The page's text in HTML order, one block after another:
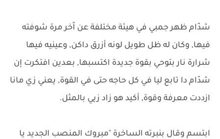
شدّام ظهر جمبي في هيئة مختلفة عن اّخر مرة شوفته
فيها, وكان له ظل طويل لونه أزرق داكن, وعينيه فيها
شرارة نار بتوحي بقوة جديدة اكتسبها, بعدين افتكرت إن
شدّام دا تابع ليا في كل حاجه حتى في القوة, يعني زي مانا
ازددت معرفة وقوة, أكيد هو زاد زيي بالمثل.
ابتسم وقال بنبرته الساخرة "مبروك المنصب الجديد يا